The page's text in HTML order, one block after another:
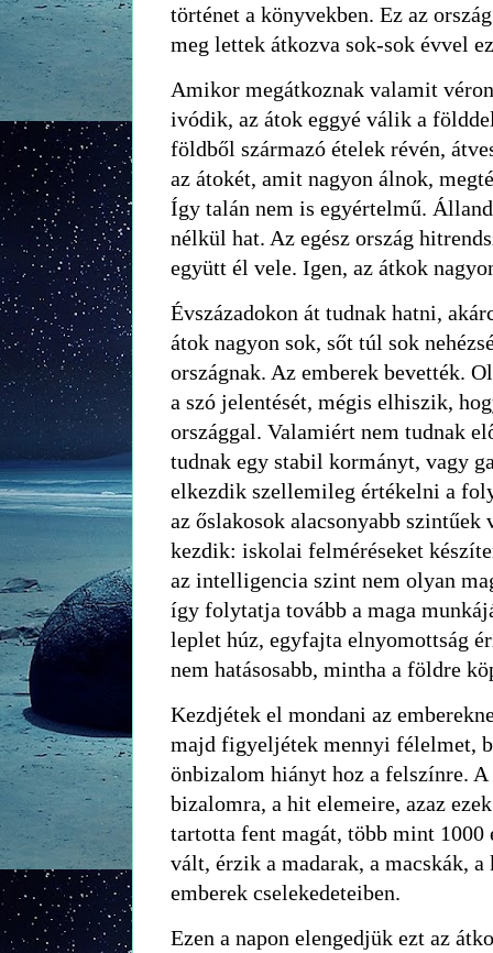
történet a könyvekben. Ez az
meg lettek átkozva sok-sok évvel
Amikor megátkoznak valamit
ivódik, az átok eggyé válik a
földből származó ételek révén,
az átokét, amit nagyon álnok,
Így talán nem is egyértelmű.
nélkül hat. Az egész ország
együtt él vele. Igen, az átkok
Évszázadokon át tudnak hatni,
átok nagyon sok, sőt túl sok
országnak. Az emberek bevették.
a szó jelentését, mégis elhiszik,
országgal. Valamiért nem tudnak
tudnak egy stabil kormányt, vagy
elkezdik szellemileg értékelni a
az őslakosok alacsonyabb
kezdik: iskolai felméréseket
az intelligencia szint nem olyan
így folytatja tovább a maga
leplet húz, egyfajta elnyomottság
nem hatásosabb, mintha a földre
Kezdjétek el mondani az
majd figyeljétek mennyi félelmet,
önbizalom hiányt hoz a felszínre. A
bizalomra, a hit elemeire, azaz
tartotta fent magát, több mint 1000
vált, érzik a madarak, a macskák, a
emberek cselekedeteiben.
Ezen a napon elengedjük ezt az